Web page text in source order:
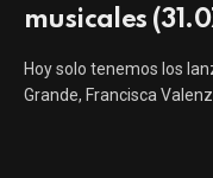
musicales
Hoy solo tenemos los
Grande, Francisca